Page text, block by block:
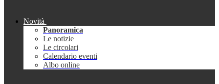
Novità
Panoramica
Le notizie
Le circolari
Calendario eventi
Albo online